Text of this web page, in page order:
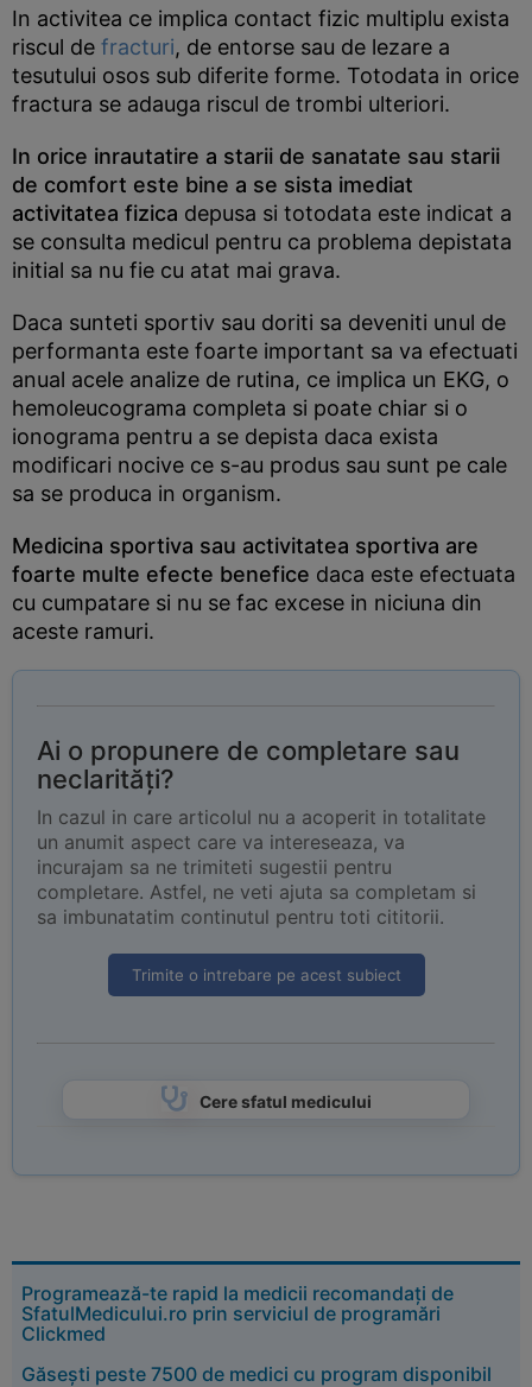
In activitea ce implica contact fizic multiplu exista
riscul de fracturi, de entorse sau de lezare a
tesutului osos sub diferite forme. Totodata in orice
fractura se adauga riscul de trombi ulteriori.
In orice inrautatire a starii de sanatate sau starii
de comfort este bine a se sista imediat
activitatea fizica depusa si totodata este indicat a
se consulta medicul pentru ca problema depistata
initial sa nu fie cu atat mai grava.
Daca sunteti sportiv sau doriti sa deveniti unul de
performanta este foarte important sa va efectuati
anual acele analize de rutina, ce implica un EKG, o
hemoleucograma completa si poate chiar si o
ionograma pentru a se depista daca exista
modificari nocive ce s-au produs sau sunt pe cale
sa se produca in organism.
Medicina sportiva sau activitatea sportiva are
foarte multe efecte benefice daca este efectuata
cu cumpatare si nu se fac excese in niciuna din
aceste ramuri.
Ai o propunere de completare sau
neclarități?
In cazul in care articolul nu a acoperit in totalitate
un anumit aspect care va intereseaza, va
incurajam sa ne trimiteti sugestii pentru
completare. Astfel, ne veti ajuta sa completam si
sa imbunatatim continutul pentru toti cititorii.
Trimite o intrebare pe acest subiect
Cere sfatul medicului
Programează-te rapid la medicii recomandați de
SfatulMedicului.ro prin serviciul de programări
Clickmed
Găsești peste 7500 de medici cu program disponibil